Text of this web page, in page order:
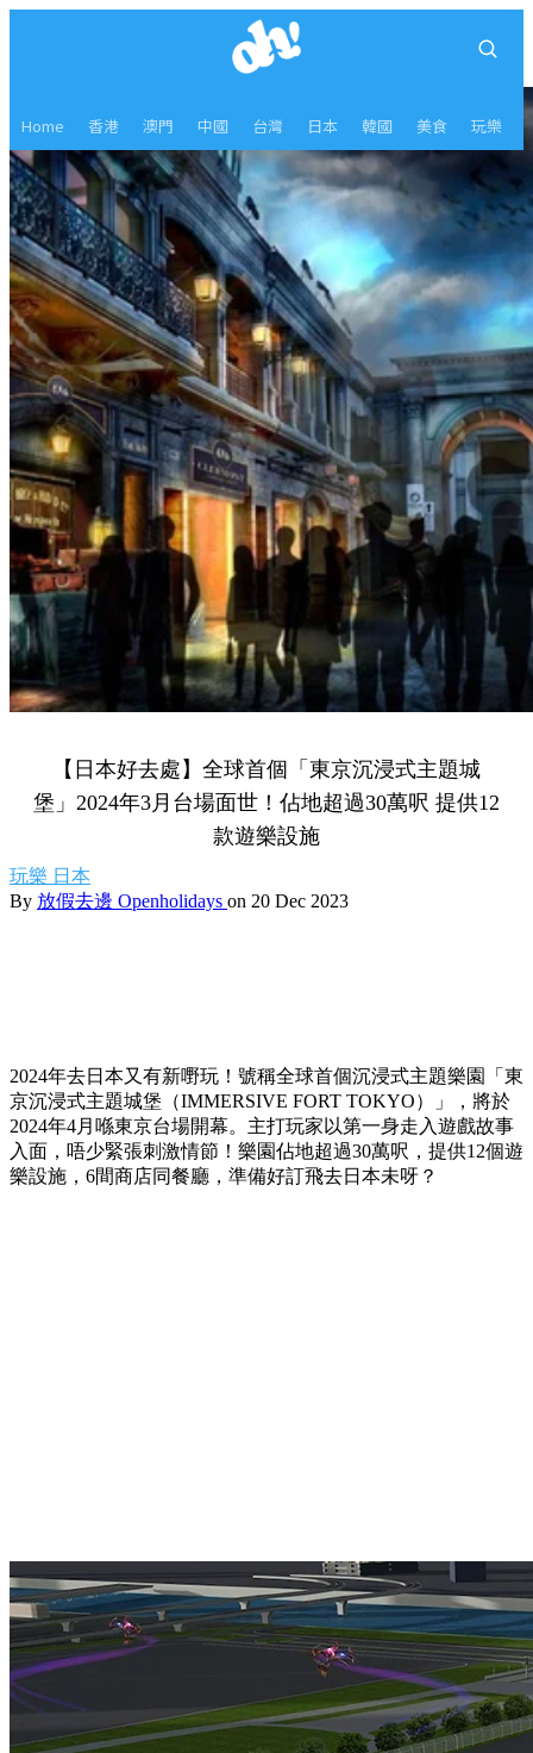
Home 香港 澳門 中國 台灣 日本 韓國 美食 玩樂
【日本好去處】全球首個「東京沉浸式主題城
堡」2024年3月台場面世！佔地超過30萬呎 提供12
款遊樂設施
玩樂 日本
By 放假去邊 Openholidays on 20 Dec 2023
2024年去日本又有新嘢玩！號稱全球首個沉浸式主題樂園「東
京沉浸式主題城堡（IMMERSIVE FORT TOKYO）」，將於
2024年4月喺東京台場開幕。主打玩家以第一身走入遊戲故事
入面，唔少緊張刺激情節！樂園佔地超過30萬呎，提供12個遊
樂設施，6間商店同餐廳，準備好訂飛去日本未呀？